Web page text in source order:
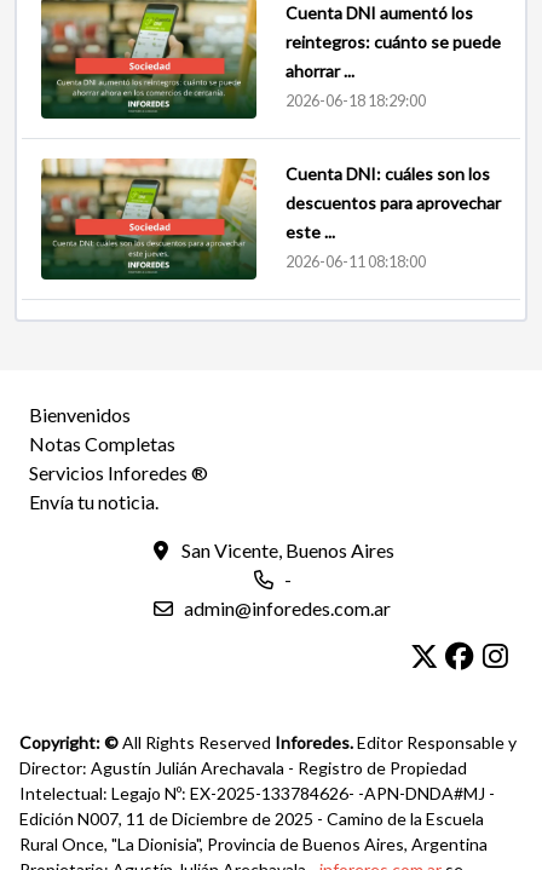
Cuenta DNI aumentó los
reintegros: cuánto se puede
ahorrar ...
2026-06-18 18:29:00
Cuenta DNI: cuáles son los
descuentos para aprovechar
este ...
2026-06-11 08:18:00
Bienvenidos
Notas Completas
Servicios Inforedes ®
Envía tu noticia.
San Vicente, Buenos Aires
-
admin@inforedes.com.ar
Copyright: ©All Rights Reserved Inforedes.Editor Responsable y
Director: Agustín Julián Arechavala - Registro de Propiedad
Intelectual: Legajo Nº: EX-2025-133784626- -APN-DNDA#MJ -
Edición N007, 11 de Diciembre de 2025 - Camino de la Escuela
Rural Once, "La Dionisia", Provincia de Buenos Aires, Argentina